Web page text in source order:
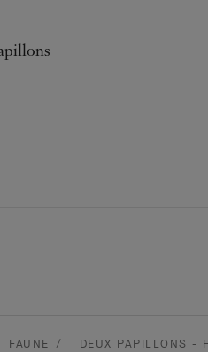
FAUNE DEUX PAPILLONS -